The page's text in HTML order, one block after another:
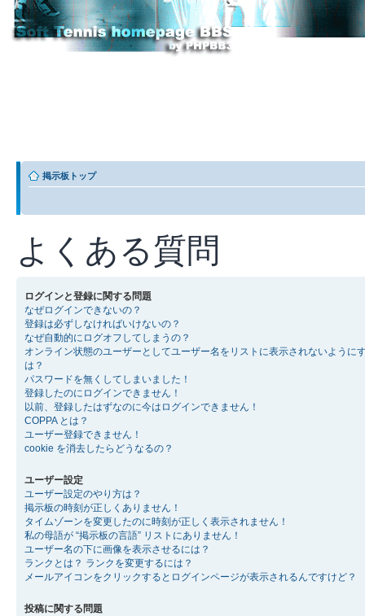
掲示板トップ
よくある質問
ログインと登録に関する問題
なぜログインできないの？
登録は必ずしなければいけないの？
なぜ自動的にログオフしてしまうの？
オンライン状態のユーザーとしてユーザー名をリストに表示されないように
は？
パスワードを無くしてしまいました！
登録したのにログインできません！
以前、登録したはずなのに今はログインできません！
COPPA とは？
ユーザー登録できません！
cookie を消去したらどうなるの？
ユーザー設定
ユーザー設定のやり方は？
掲示板の時刻が正しくありません！
タイムゾーンを変更したのに時刻が正しく表示されません！
私の母語が “掲示板の言語” リストにありません！
ユーザー名の下に画像を表示させるには？
ランクとは？ ランクを変更するには？
メールアイコンをクリックするとログインページが表示されるんですけど？
投稿に関する問題